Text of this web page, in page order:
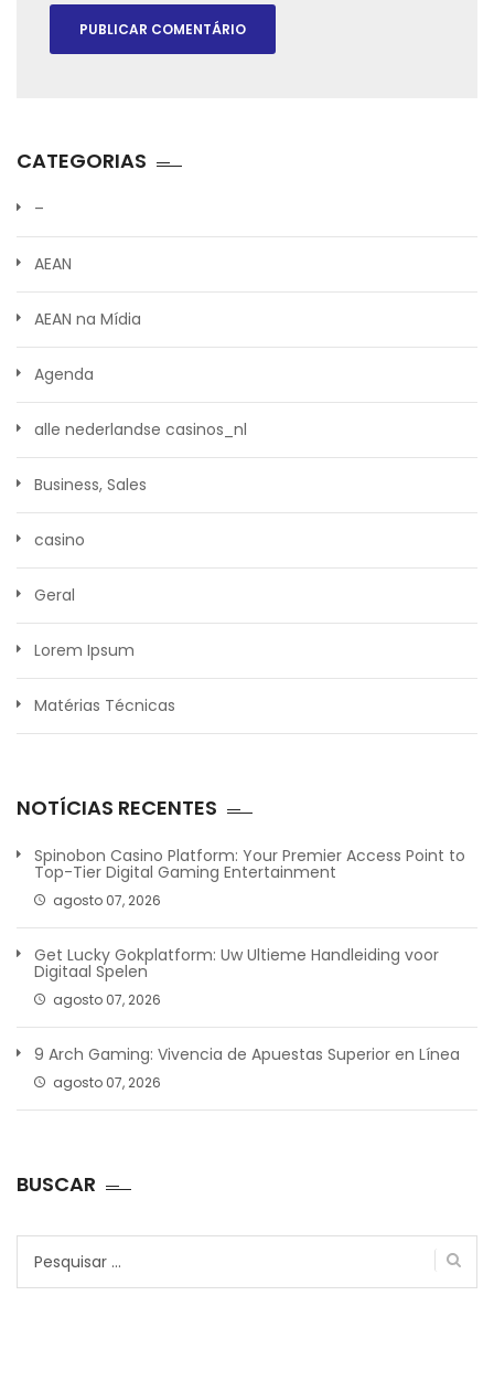
CATEGORIAS
–
AEAN
AEAN na Mídia
Agenda
alle nederlandse casinos_nl
Business, Sales
casino
Geral
Lorem Ipsum
Matérias Técnicas
NOTÍCIAS RECENTES
Spinobon Casino Platform: Your Premier Access Point to
Top-Tier Digital Gaming Entertainment
agosto 07, 2026
Get Lucky Gokplatform: Uw Ultieme Handleiding voor
Digitaal Spelen
agosto 07, 2026
9 Arch Gaming: Vivencia de Apuestas Superior en Línea
agosto 07, 2026
BUSCAR